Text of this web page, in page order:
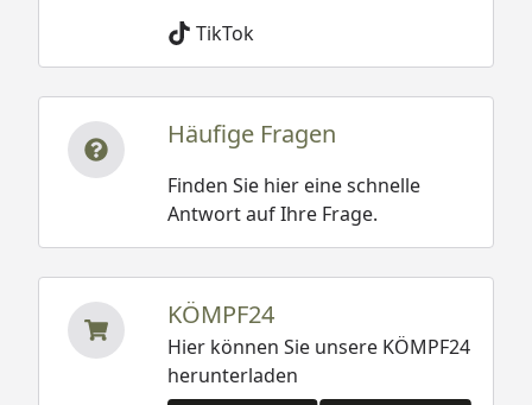
TikTok
Häufige Fragen
Finden Sie hier eine schnelle
Antwort auf Ihre Frage.
KÖMPF24
Hier können Sie unsere KÖMPF24
herunterladen